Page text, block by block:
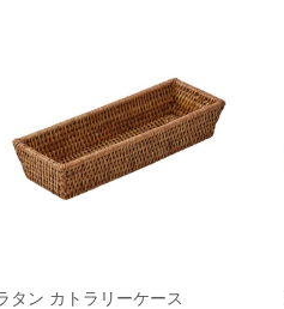
タン カトラリーケース